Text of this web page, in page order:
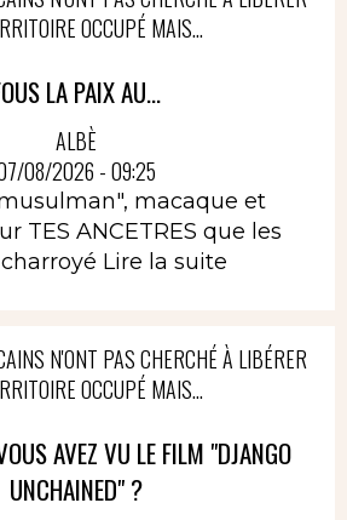
OCCUPÉ MAIS...
LA PAIX AU...
ALBÈ
08/2026 - 09:25
macaque et
TES ANCETRES que les
Lire la suite
N'ONT PAS CHERCHÉ À LIBÉRER
OCCUPÉ MAIS...
AVEZ VU LE FILM "DJANGO
UNCHAINED" ?